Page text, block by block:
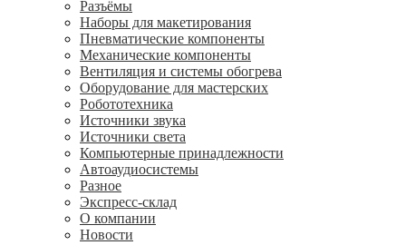
Разъёмы
Наборы для макетирования
Пневматические компоненты
Механические компоненты
Вентиляция и системы обогрева
Оборудование для мастерских
Робототехника
Источники звука
Источники света
Компьютерные принадлежности
Автоаудиосистемы
Разное
Экспресс-склад
О компании
Новости